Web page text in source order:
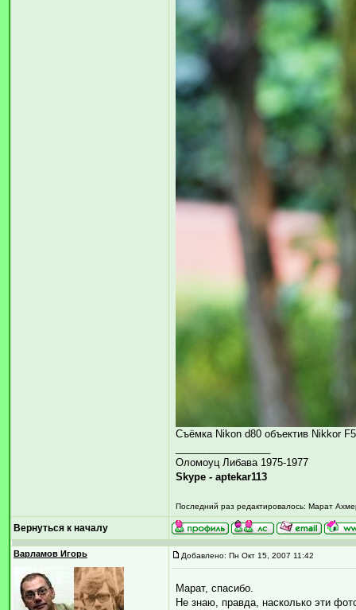
Съёмка Nikon d80 объектив Nikkor
Оломоуц Либава 1975-1977
Skype - aptekar113
Последний раз редактировалось: Марат
Вернуться к началу
Варламов Игорь Добавлено: Пн Окт 15, 2007 11:42
Марат, спасибо.
Не знаю, правда, насколько эти